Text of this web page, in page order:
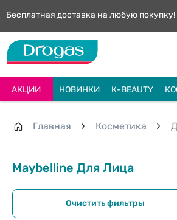
Бесплатная доставка на любую покупку!
АКЦИИ НОВИНКИ К-BEAUTY
Главная Косметика
Maybelline Для Лица
Очистить фильтры